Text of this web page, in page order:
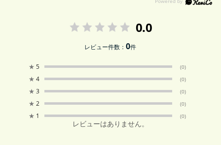
0.0
レビュー件数：0件
★ 5 (0)
★ 4 (0)
★ 3 (0)
★ 2 (0)
★ 1 (0)
レビューはありません。